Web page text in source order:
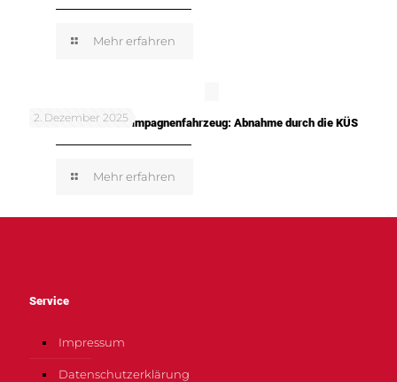
Mehr erfahren
2. Dezember 2025
TUNE IT! SAFE! – Kampagnenfahrzeug: Abnahme durch die KÜS
Mehr erfahren
Service
Impressum
Datenschutzerklärung